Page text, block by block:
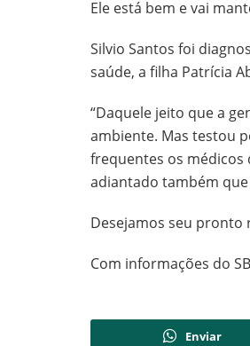
Ele está bem e vai
Silvio Santos foi
saúde, a filha Patrícia
“Daquele jeito que a
ambiente. Mas testou
frequentes os médicos
adiantado também que
Desejamos seu pronto
Com informações do
Enviar